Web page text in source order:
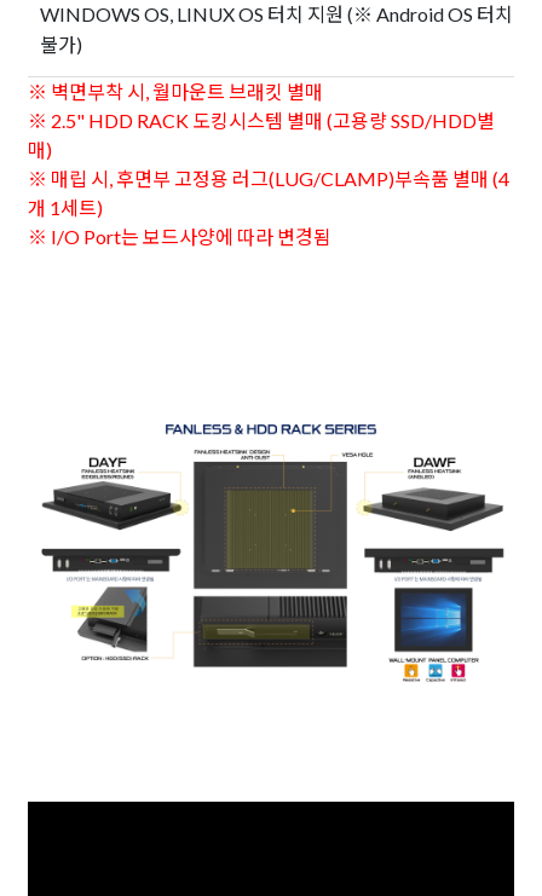
WINDOWS OS, LINUX OS 터치 지원 (※ Android OS 터치
불가)
※ 벽면부착 시, 월마운트 브래킷 별매
※ 2.5" HDD RACK 도킹시스템 별매 (고용량 SSD/HDD별
매)
※ 매립 시, 후면부 고정용 러그(LUG/CLAMP)부속품 별매 (4
개 1세트)
※ I/O Port는 보드사양에 따라 변경됨